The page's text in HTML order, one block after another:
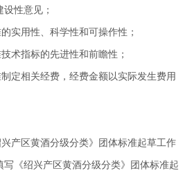
性意见；
用性、科学性和可操作性；
指标的先进性和前瞻性；
相关经费，经费金额以实际发生费用
产区黄酒分级分类》团体标准起草工作
写《绍兴产区黄酒分级分类》团体标准起